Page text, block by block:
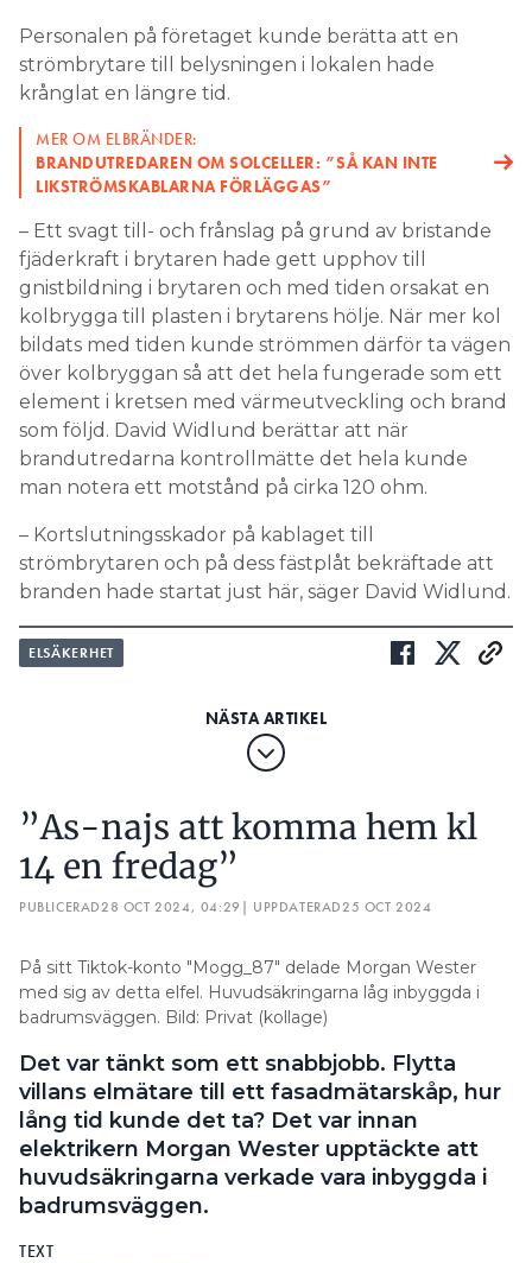
Personalen på företaget kunde berätta att en
strömbrytare till belysningen i lokalen hade
krånglat en längre tid.
MER OM ELBRÄNDER:
BRANDUTREDAREN OM SOLCELLER: ”SÅ KAN INTE
LIKSTRÖMSKABLARNA FÖRLÄGGAS”
– Ett svagt till- och frånslag på grund av bristande
fjäderkraft i brytaren hade gett upphov till
gnistbildning i brytaren och med tiden orsakat en
kolbrygga till plasten i brytarens hölje. När mer kol
bildats med tiden kunde strömmen därför ta vägen
över kolbryggan så att det hela fungerade som ett
element i kretsen med värmeutveckling och brand
som följd. David Widlund berättar att när
brandutredarna kontrollmätte det hela kunde
man notera ett motstånd på cirka 120 ohm.
– Kortslutningsskador på kablaget till
strömbrytaren och på dess fästplåt bekräftade att
branden hade startat just här, säger David Widlund.
ELSÄKERHET
”As-najs att komma hem kl
14 en fredag”
PUBLICERAD28 OCT 2024, 04:29 | UPPDATERAD25 OCT 2024
På sitt Tiktok-konto "Mogg_87" delade Morgan Wester
med sig av detta elfel. Huvudsäkringarna låg inbyggda i
badrumsväggen. Bild: Privat (kollage)
Det var tänkt som ett snabbjobb. Flytta
villans elmätare till ett fasadmätarskåp, hur
lång tid kunde det ta? Det var innan
elektrikern Morgan Wester upptäckte att
huvudsäkringarna verkade vara inbyggda i
badrumsväggen.
TEXT